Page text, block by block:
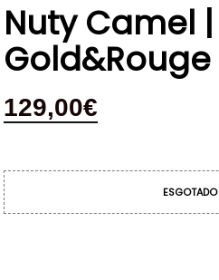
Nuty Camel |
Gold&Rouge
129,00€
ESGOTADO